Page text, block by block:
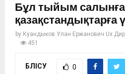
Бұл тыйым
қазақстандықтарға
by Куандыков Улан Ержанович Ux
451
БӨЛІСУ 0